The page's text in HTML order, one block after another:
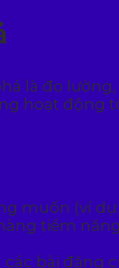
đo
hoạt động
muốn (ví
tiềm
bài đăng